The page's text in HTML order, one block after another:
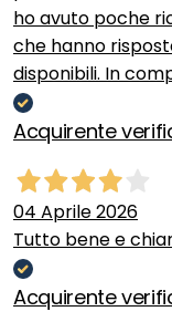
ho avuto poche
che hanno
disponibili. In
Acquirente
04 Aprile 2026
Tutto bene e
Acquirente